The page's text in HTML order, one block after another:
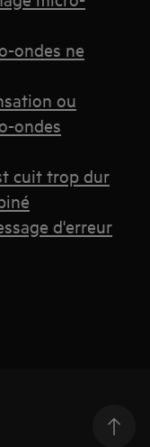
ondes ne
ou
ondes
cuit trop dur
d'erreur